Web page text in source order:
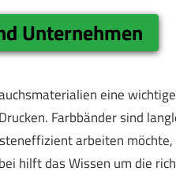
Unternehmen
eine
Farbbänder sind
arbeiten
hilft das Wissen um die